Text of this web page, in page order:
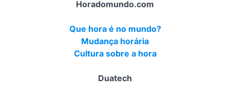
Horadomundo.com
Que hora é no mundo?
Mudança horária
Cultura sobre a hora
Duatech